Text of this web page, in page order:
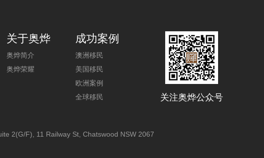
关于奥烨
奥烨简介
奥烨荣耀
成功案例
澳洲移民
美国移民
欧洲案例
全球移民
关注奥烨公众号
2(G/F), 11 Railway St, Chatswood NSW 2067